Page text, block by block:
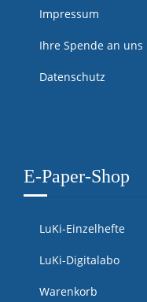
Impressum
Ihre Spende an uns
Datenschutz
E-Paper-Shop
LuKi-Einzelhefte
LuKi-Digitalabo
Warenkorb